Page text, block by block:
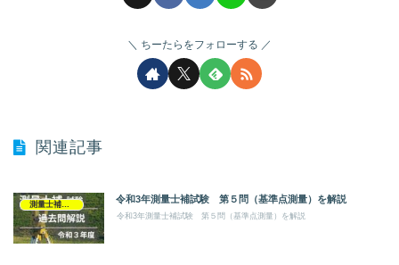
ちーたらをフォローする
関連記事
令和3年測量士補試験 第５問（基準点測量）を解説
令和3年測量士補試験 第５問（基準点測量）を解説